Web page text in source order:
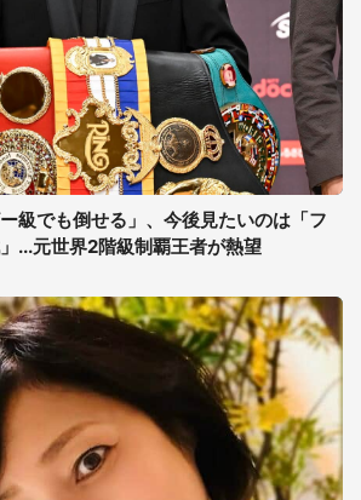
級でも倒せる」、今後見たいのは「フ
...元世界2階級制覇王者が熱望